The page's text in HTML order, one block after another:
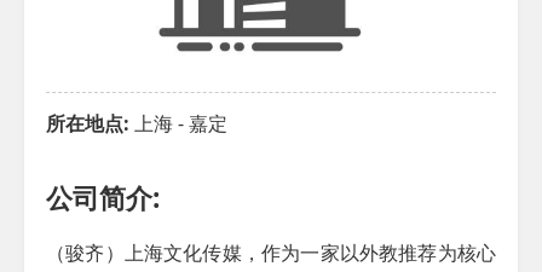
所在地点: 上海 - 嘉定
公司简介:
（骏齐）上海文化传媒，作为一家以外教推荐为核心